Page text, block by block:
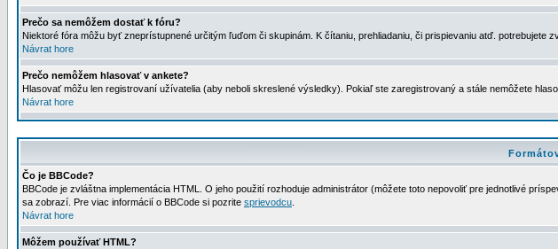
Prečo sa nemôžem dostať k fóru?
Niektoré fóra môžu byť zneprístupnené určitým ľuďom či skupinám. K čítaniu, prehliadaniu, či prispievaniu atď. potrebujete
Návrat hore
Prečo nemôžem hlasovať v ankete?
Hlasovať môžu len registrovaní užívatelia (aby neboli skreslené výsledky). Pokiaľ ste zaregistrovaný a stále nemôžete
Návrat hore
Čo je BBCode?
BBCode je zvláštna implementácia HTML. O jeho použití rozhoduje administrátor (môžete toto nepovoliť pre jednotlivé
sa zobrazí. Pre viac informácií o BBCode si pozrite sprievodcu
Návrat hore
Môžem používať HTML?